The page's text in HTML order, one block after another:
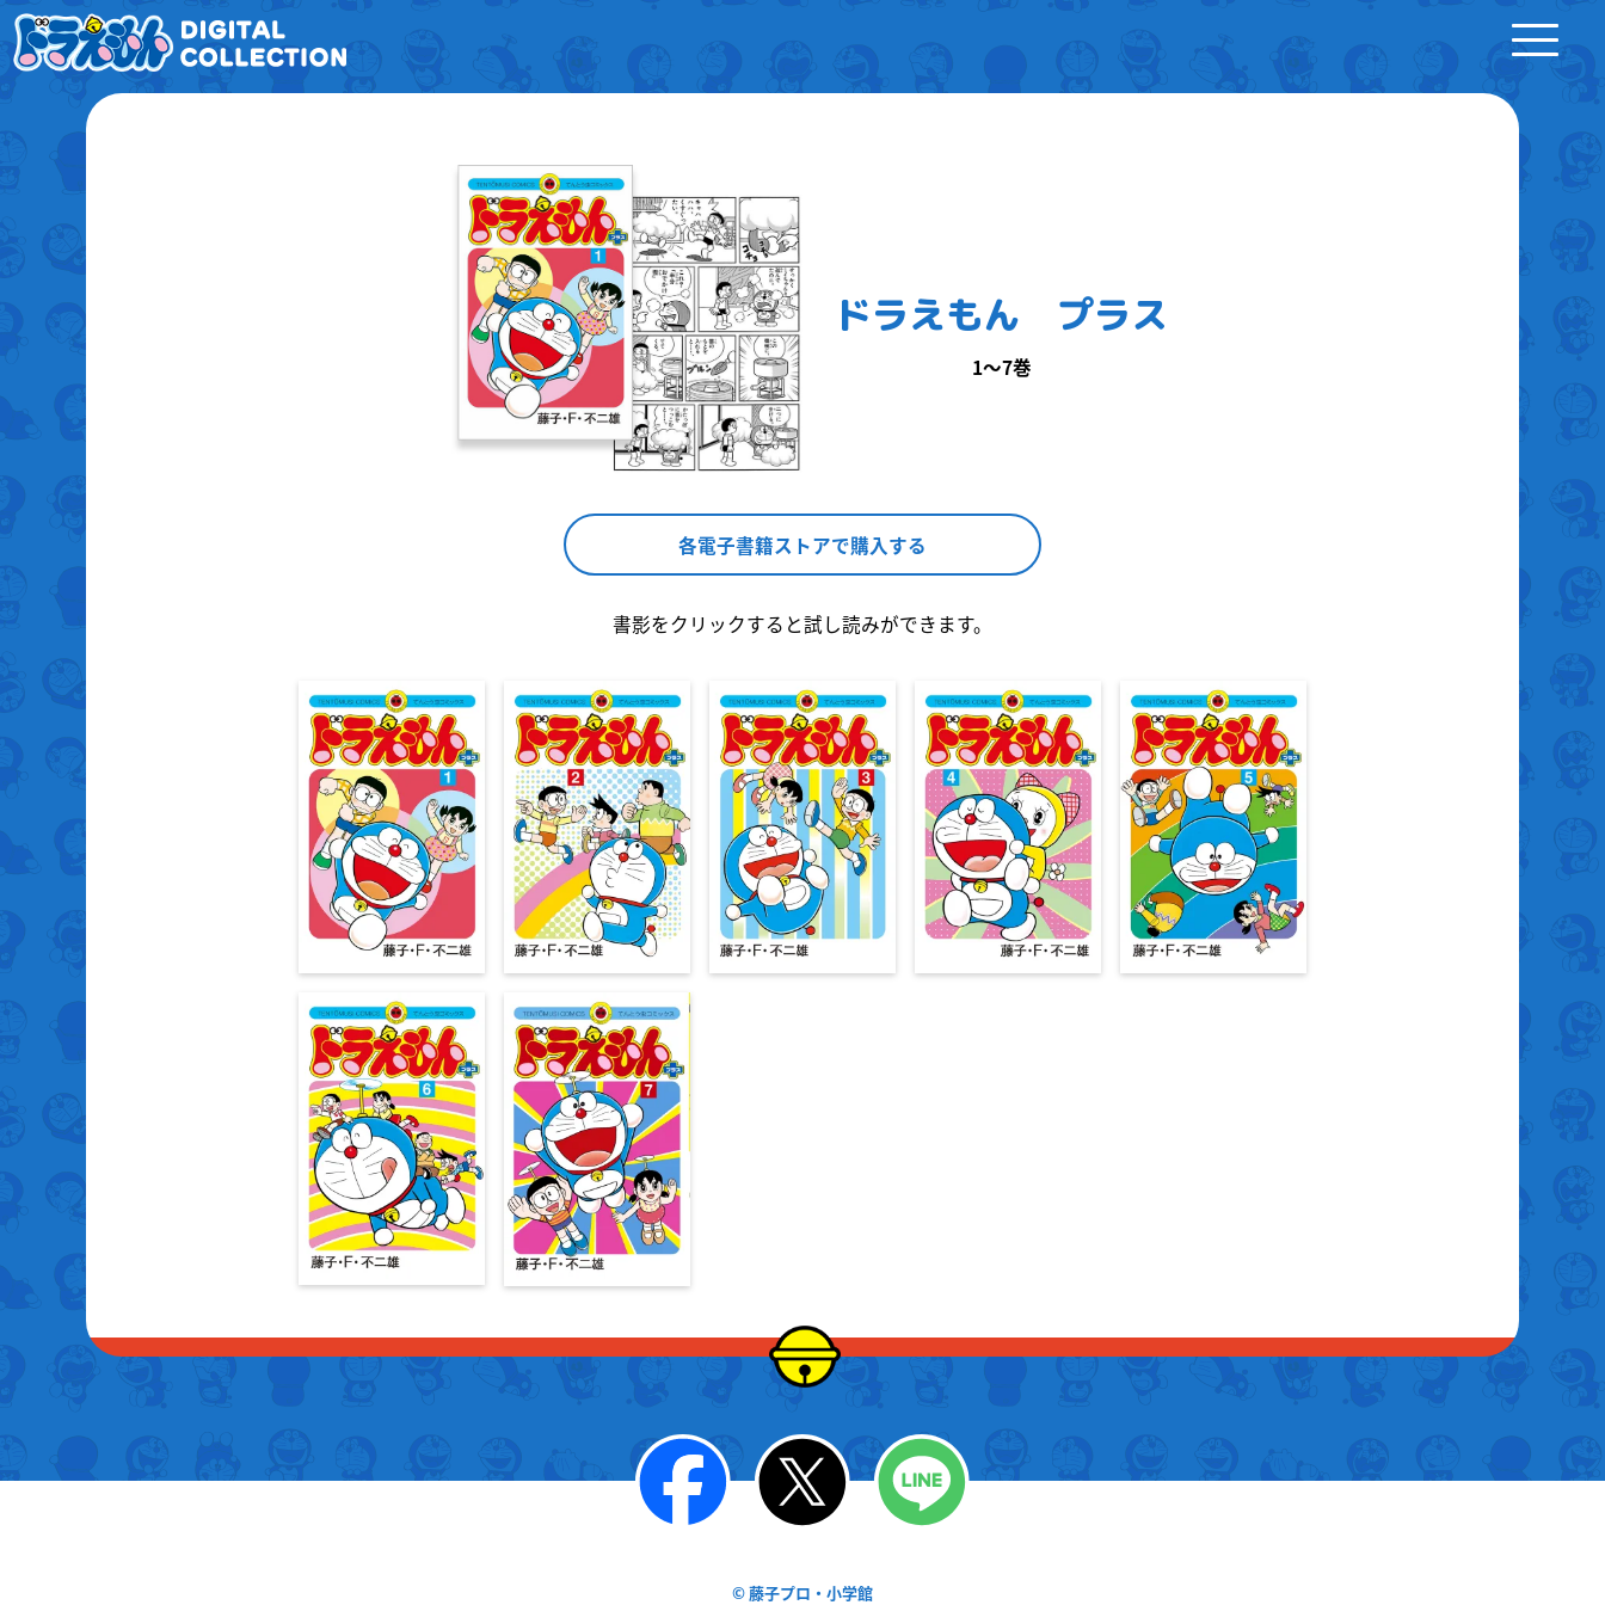
toggle
navigation
ドラえもん プラス
1〜7巻
各電子書籍ストアで購入する
書影をクリックすると試し読みができます。
© 藤子プロ・小学館